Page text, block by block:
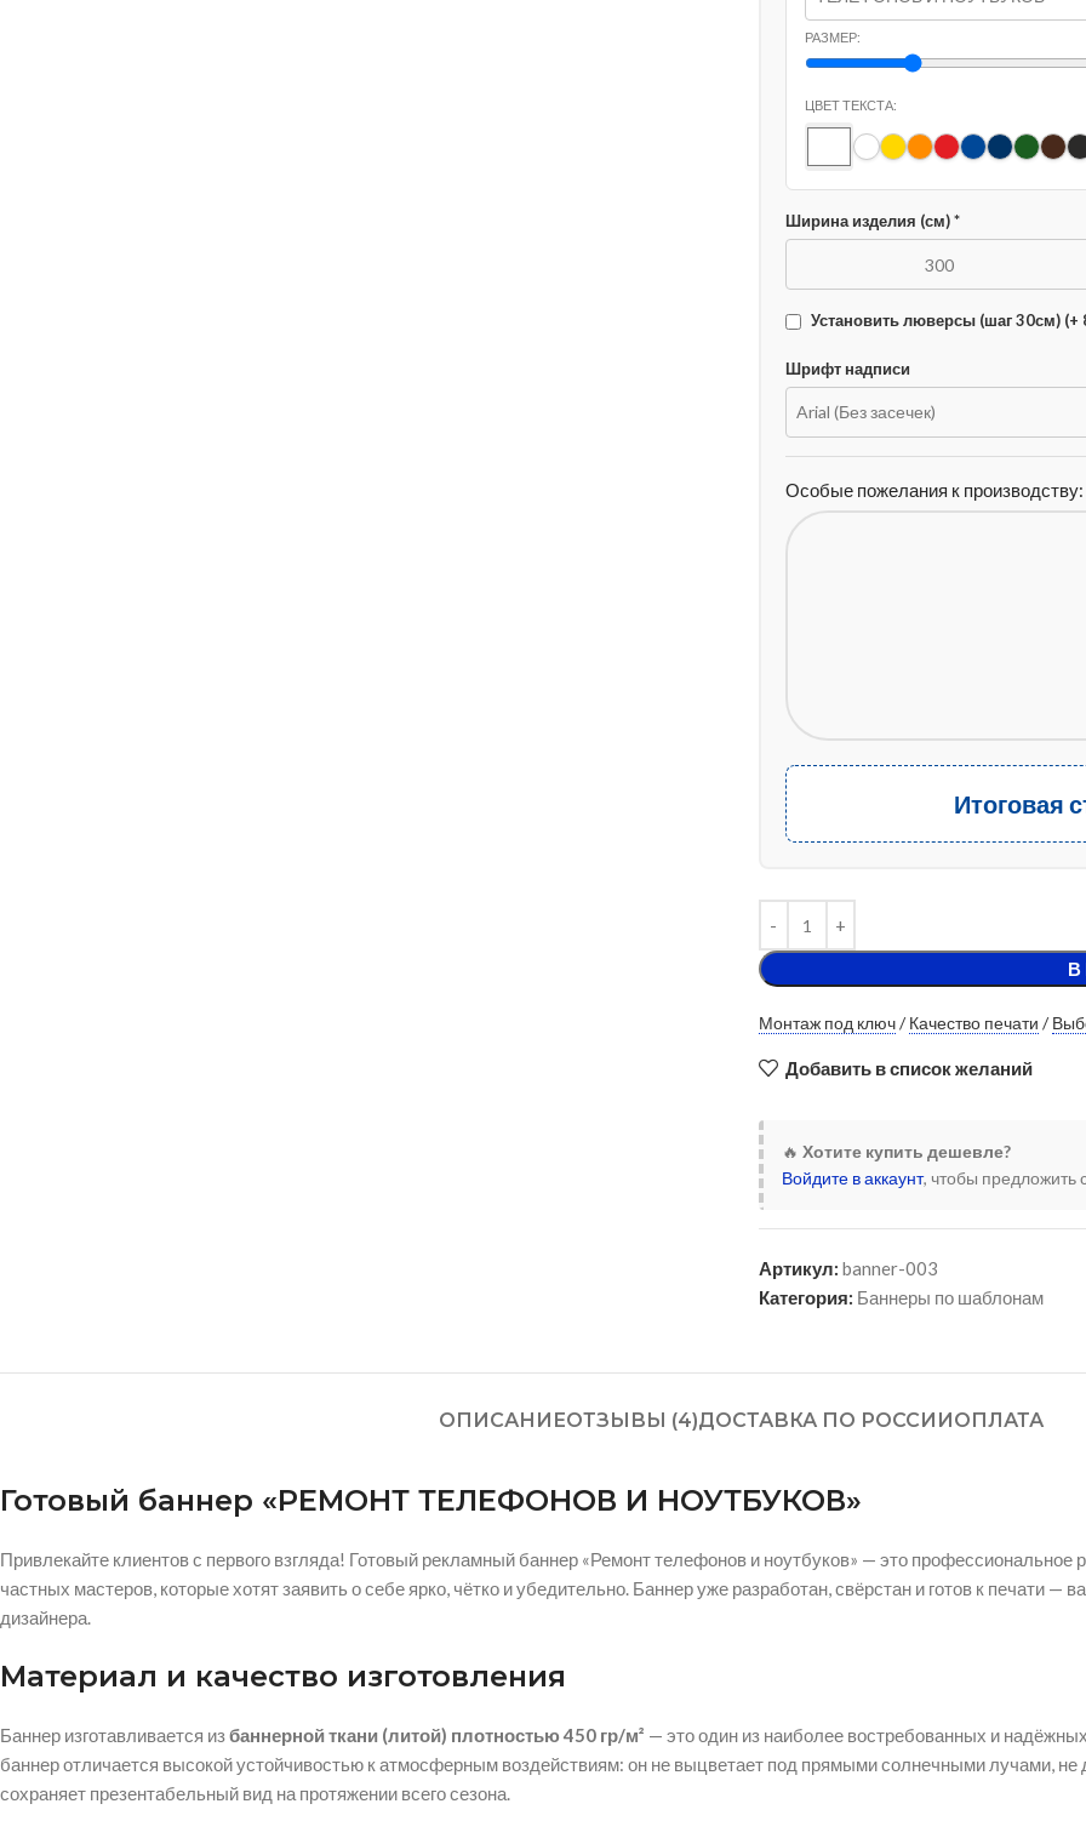
РАЗМЕР:
ЦВЕТ ТЕКСТА:
Ширина изделия (см) *
Установить люверсы (шаг 30см) (+
Шрифт надписи
Особые пожелания к производству:
Итоговая
В
Монтаж под ключ/Качество печати /
Добавить в список желаний
🔥 Хотите купить дешевле?
Войдите в аккаунт, чтобы предложить
Артикул: banner-003
Категория: Баннеры по шаблонам
ОПИСАНИЕОТЗЫВЫ (4)ДОСТАВКА ПО РОССИИ ОПЛАТА
Готовый баннер «РЕМОНТ ТЕЛЕФОНОВ И НОУТБУКОВ»
Привлекайте клиентов с первого взгляда! Готовый рекламный баннер «Ремонт телефонов и ноутбуков» — это
частных мастеров, которые хотят заявить о себе ярко, чётко и убедительно. Баннер уже разработан, свёрстан и готов к печати —
дизайнера.
Материал и качество изготовления
Баннер изготавливается избаннерной ткани (литой) плотностью 450 гр/м² — это один из наиболее востребованных и
баннер отличается высокой устойчивостью к атмосферным воздействиям: он не выцветает под прямыми солнечными лучами,
сохраняет презентабельный вид на протяжении всего сезона.